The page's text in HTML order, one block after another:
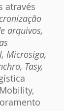
através
arquivos,
Microsiga,
Tasy,